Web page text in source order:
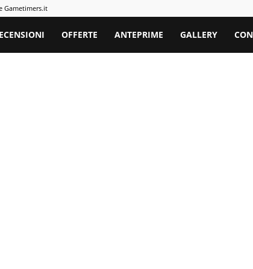
Gametimers.it
OFFERTE ANTEPRIME GALLERY